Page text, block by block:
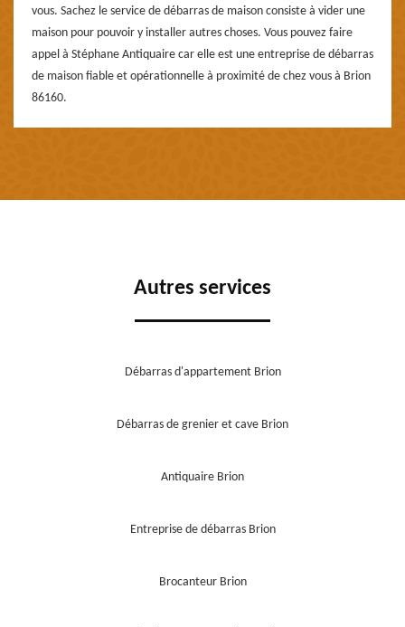
vous. Sachez le service de débarras de maison consiste à vider une
maison pour pouvoir y installer autres choses. Vous pouvez faire
appel à Stéphane Antiquaire car elle est une entreprise de débarras
de maison fiable et opérationnelle à proximité de chez vous à Brion
86160.
Autres services
Débarras d'appartement Brion
Débarras de grenier et cave Brion
Antiquaire Brion
Entreprise de débarras Brion
Brocanteur Brion